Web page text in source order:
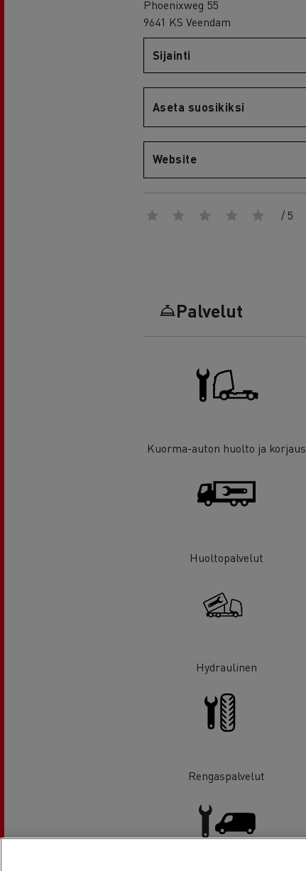
Phoenixweg 55
9641 KS Veendam
Sijainti
Aseta suosikiksi
Website
/ 5
Palvelut
Kuorma-auton huolto ja korjaus
Huoltopalvelut
Hydraulinen
Rengaspalvelut